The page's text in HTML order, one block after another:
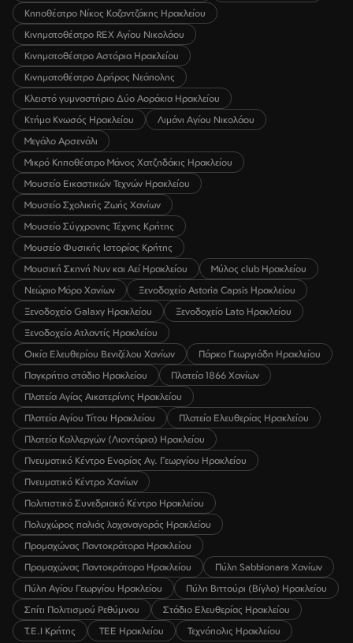
Κηποθέατρο Νίκος Καζαντζάκης Ηρακλείου
Κινηματοθέατρο REX Αγίου Νικολάου
Κινηματοθέατρο Αστόρια Ηρακλείου
Κινηματοθέατρο Δρήρος Νεάπολης
Κλειστό γυμναστήριο Δύο Αοράκια Ηρακλείου
Κτήμα Κνωσός Ηρακλείου
Λιμάνι Αγίου Νικολάου
Μεγάλο Αρσενάλι
Μικρό Κηποθέατρο Μάνος Χατζηδάκις Ηρακλείου
Μουσείο Εικαστικών Τεχνών Ηρακλείου
Μουσείο Σχολικής Ζωής Χανίων
Μουσείο Σύγχρονης Τέχνης Κρήτης
Μουσείο Φυσικής Ιστορίας Κρήτης
Μουσική Σκηνή Νυν και Αεί Ηρακλείου
Μύλος club Ηρακλείου
Νεώριο Μόρο Χανίων
Ξενοδοχείο Astoria Capsis Ηρακλείου
Ξενοδοχείο Galaxy Ηρακλείου
Ξενοδοχείο Lato Ηρακλείου
Ξενοδοχείο Ατλαντίς Ηρακλείου
Οικία Ελευθερίου Βενιζέλου Χανίων
Πάρκο Γεωργιάδη Ηρακλείου
Παγκρήτιο στάδιο Ηρακλείου
Πλατεία 1866 Χανίων
Πλατεία Αγίας Αικατερίνης Ηρακλείου
Πλατεία Αγίου Τίτου Ηρακλείου
Πλατεία Ελευθερίας Ηρακλείου
Πλατεία Καλλεργών (Λιοντάρια) Ηρακλείου
Πνευματικό Κέντρο Ενορίας Αγ. Γεωργίου Ηρακλείου
Πνευματικό Κέντρο Χανίων
Πολιτιστικό Συνεδριακό Κέντρο Ηρακλείου
Πολυχώρος παλιάς λαχαναγοράς Ηρακλείου
Προμαχώνας Παντοκράτορα Ηρακλείου
Προμαχώνας Παντοκράτορα Ηρακλείου
Πύλη Sabbionara Χανίων
Πύλη Αγίου Γεωργίου Ηρακλείου
Πύλη Βιττούρι (Βίγλα) Ηρακλείου
Σπίτι Πολιτισμού Ρεθύμνου
Στάδιο Ελευθερίας Ηρακλείου
Τ.Ε.Ι Κρήτης
ΤΕΕ Ηρακλείου Τεχνόπολις Ηρακλείου